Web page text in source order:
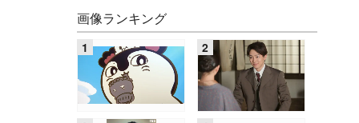
画像ランキング